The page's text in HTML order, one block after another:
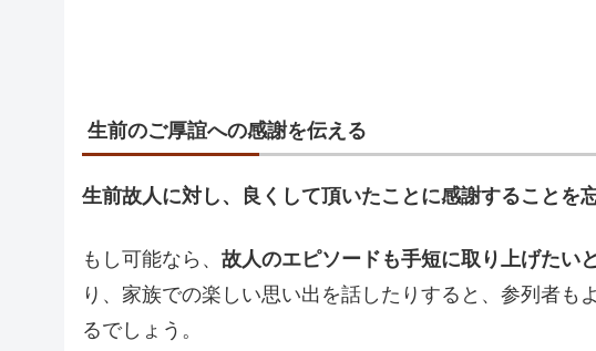
生前のご厚誼への感謝を伝える
生前故人に対し、良くして頂いたことに感謝することを
もし可能なら、 故人のエピソードも手短に取り上げたい
り、家族での楽しい思い出を話したりすると、参列者も
るでしょう。